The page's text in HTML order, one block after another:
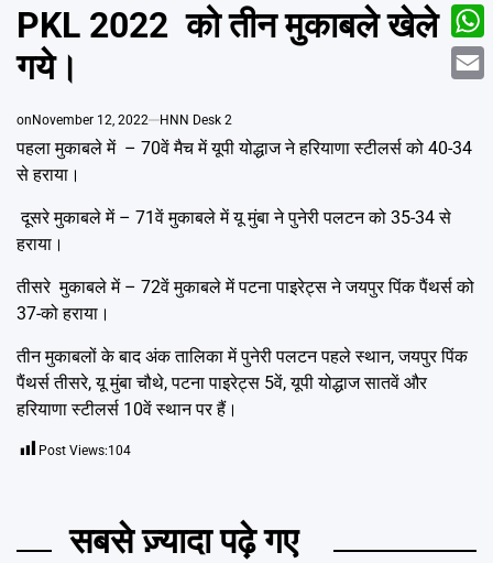
PKL 2022 को तीन मुकाबले खेले
गये।
on November 12, 2022 HNN Desk 2
पहला मुकाबले में – 70वें मैच में यूपी योद्धाज ने हरियाणा स्टीलर्स को 40-34
से हराया।
दूसरे मुकाबले में – 71वें मुकाबले में यू मुंबा ने पुनेरी पलटन को 35-34 से
हराया।
तीसरे मुकाबले में – 72वें मुकाबले में पटना पाइरेट्स ने जयपुर पिंक पैंथर्स को
37-को हराया।
तीन मुकाबलों के बाद अंक तालिका में पुनेरी पलटन पहले स्थान, जयपुर पिंक
पैंथर्स तीसरे, यू मुंबा चौथे, पटना पाइरेट्स 5वें, यूपी योद्धाज सातवें और
हरियाणा स्टीलर्स 10वें स्थान पर हैं।
Post Views:104
सबसे ज़्यादा पढ़े गए